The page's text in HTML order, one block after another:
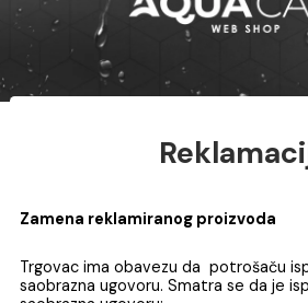
Zamena reklamiranog proizvoda